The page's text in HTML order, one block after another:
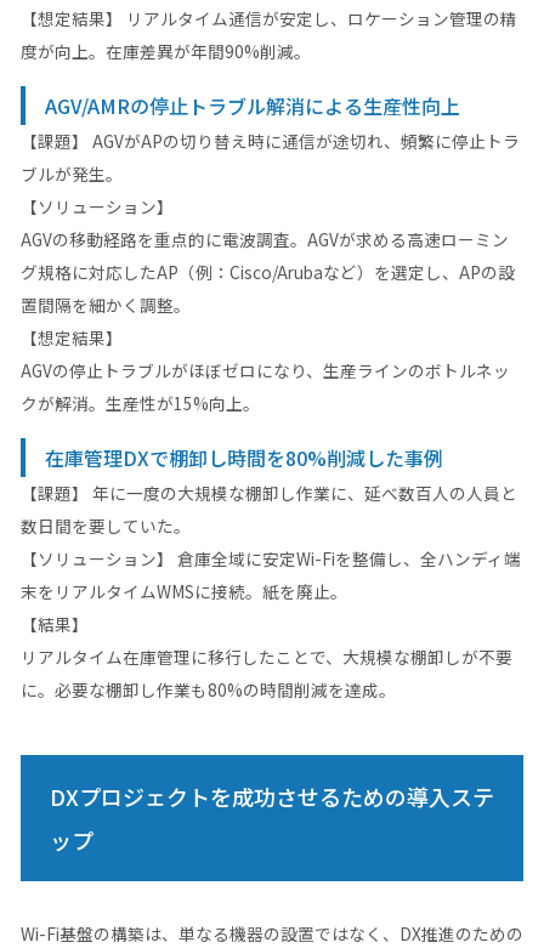
【想定結果】 リアルタイム通信が安定し、ロケーション管理の精
度が向上。在庫差異が年間90%削減。
AGV/AMRの停止トラブル解消による生産性向上
【課題】 AGVがAPの切り替え時に通信が途切れ、頻繁に停止トラ
ブルが発生。
【ソリューション】
AGVの移動経路を重点的に電波調査。AGVが求める高速ローミン
グ規格に対応したAP（例：Cisco/Arubaなど）を選定し、APの設
置間隔を細かく調整。
【想定結果】
AGVの停止トラブルがほぼゼロになり、生産ラインのボトルネッ
クが解消。生産性が15%向上。
在庫管理DXで棚卸し時間を80%削減した事例
【課題】 年に一度の大規模な棚卸し作業に、延べ数百人の人員と
数日間を要していた。
【ソリューション】 倉庫全域に安定Wi-Fiを整備し、全ハンディ端
末をリアルタイムWMSに接続。紙を廃止。
【結果】
リアルタイム在庫管理に移行したことで、大規模な棚卸しが不要
に。必要な棚卸し作業も80%の時間削減を達成。
DXプロジェクトを成功させるための導入ステ
ップ
Wi-Fi基盤の構築は、単なる機器の設置ではなく、DX推進のための